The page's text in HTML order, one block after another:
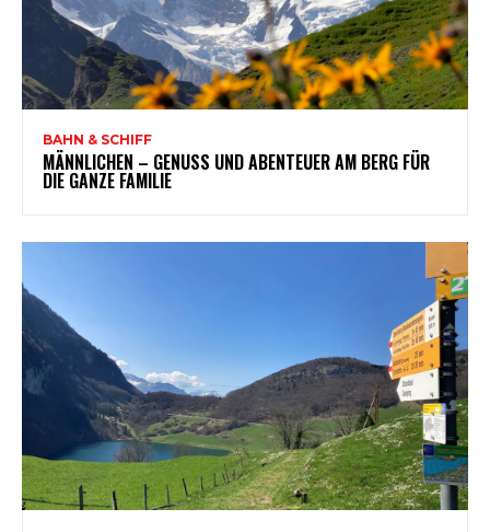
BAHN & SCHIFF
MÄNNLICHEN – GENUSS UND ABENTEUER AM BERG FÜR
DIE GANZE FAMILIE